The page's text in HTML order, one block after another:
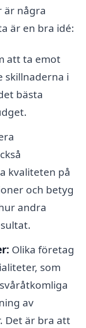
är några
är en bra idé:
att ta emot
skillnaderna i
bästa
kvaliteten på
och betyg
andra
Olika företag
som
av
Det är bra att